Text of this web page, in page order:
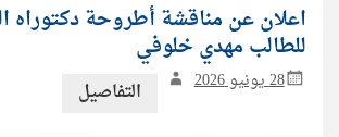
اعلان عن مناقشة أطروحة دكتوراه
للطالب مهدي خلوفي
28 يونيو 2026 التفاصيل